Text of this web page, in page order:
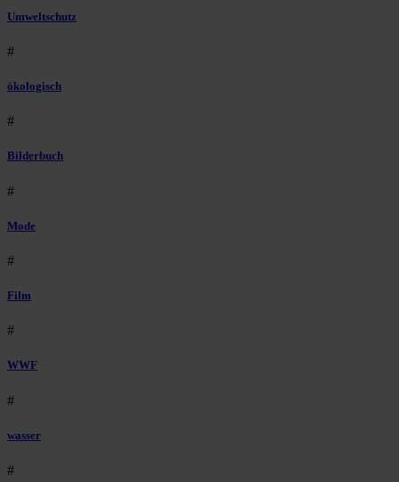
Umweltschutz
#
ökologisch
#
Bilderbuch
#
Mode
#
Film
#
WWF
#
wasser
#